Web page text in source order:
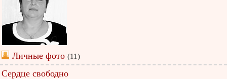
Личные фото (11)
Сердце свободно